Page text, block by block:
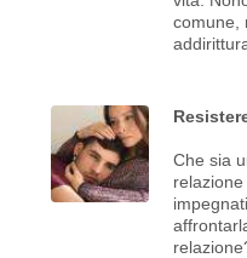
comune,
Che sia